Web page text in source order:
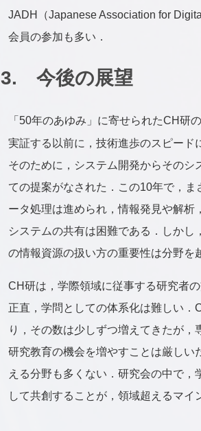
JADH（Japanese Association for
会員の参加も多い．
3. 今後の展望
「50年のあゆみ」に寄せられたCH研
実証する以前に，技術進歩のスピード
そのために，システム開発からその
ての提案がなされた．この10年で，
ータ処理は進められ，情報発見や解析
システムの共有は困難である．しか
の情報資源の扱い方の重要性は分野を
CH研は，学際領域に従事する研究者
正直，学問としての体系化は難しい
り，その数は少しずつ増えてきたが
研究教育の機会を増やすことは厳しい
える分野も多くない．研究会の中で
して共創することが，領域超えるマイ